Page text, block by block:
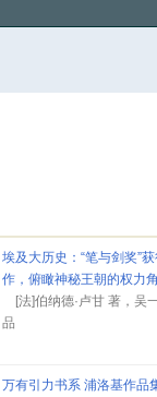
埃及大历史：“笔与剑奖”
作，俯瞰神秘王朝的权力
[法]伯纳德·卢甘 著，吴
品
万有引力书系 浦洛基作品